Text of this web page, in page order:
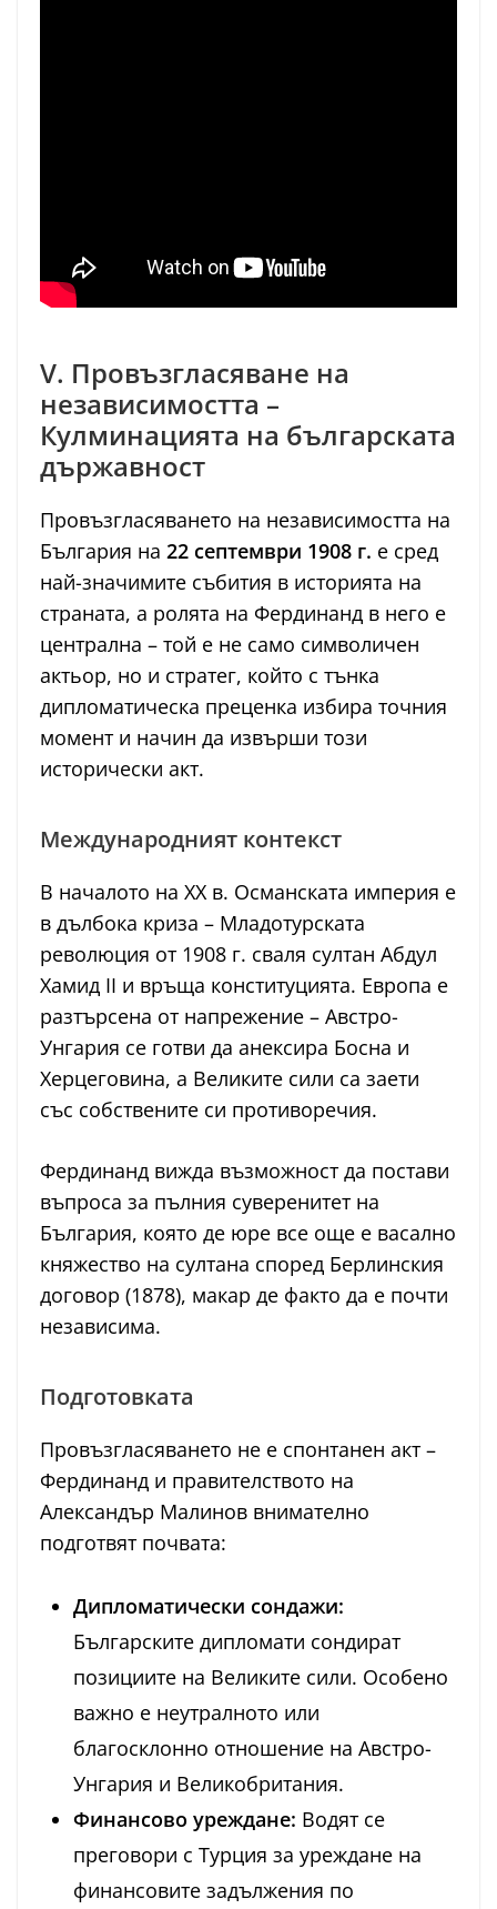
V. Провъзгласяване на
независимостта –
Кулминацията на българската
държавност
Провъзгласяването на независимостта на
България на 22 септември 1908 г. е сред
най-значимите събития в историята на
страната, а ролята на Фердинанд в него е
централна – той е не само символичен
актьор, но и стратег, който с тънка
дипломатическа преценка избира точния
момент и начин да извърши този
исторически акт.
Международният контекст
В началото на ХХ в. Османската империя е
в дълбока криза – Младотурската
революция от 1908 г. сваля султан Абдул
Хамид II и връща конституцията. Европа е
разтърсена от напрежение – Австро-
Унгария се готви да анексира Босна и
Херцеговина, а Великите сили са заети
със собствените си противоречия.
Фердинанд вижда възможност да постави
въпроса за пълния суверенитет на
България, която де юре все още е васално
княжество на султана според Берлинския
договор (1878), макар де факто да е почти
независима.
Подготовката
Провъзгласяването не е спонтанен акт –
Фердинанд и правителството на
Александър Малинов внимателно
подготвят почвата:
Дипломатически сондажи:
Българските дипломати сондират
позициите на Великите сили. Особено
важно е неутралното или
благосклонно отношение на Австро-
Унгария и Великобритания.
Финансово уреждане: Водят се
преговори с Турция за уреждане на
финансовите задължения по